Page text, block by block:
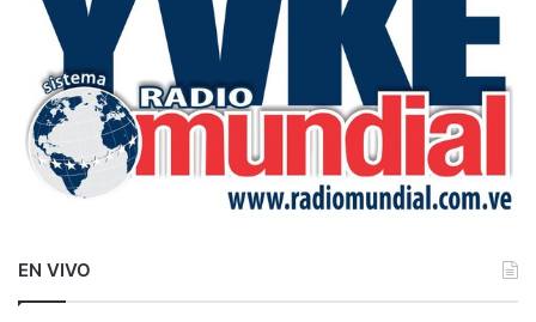
EN VIVO